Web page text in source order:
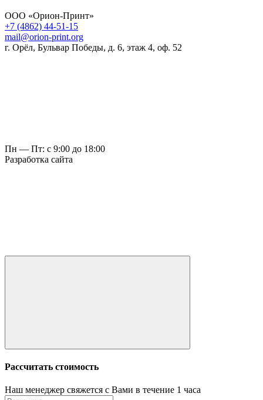
ООО «Орион-Принт»
+7 (4862) 44-51-15
mail@orion-print.org
г. Орёл, Бульвар Победы, д. 6, этаж 4, оф. 52
Пн — Пт: с 9:00 до 18:00
Разработка сайта
Рассчитать стоимость
Наш менеджер свяжется с Вами в течение 1 часа